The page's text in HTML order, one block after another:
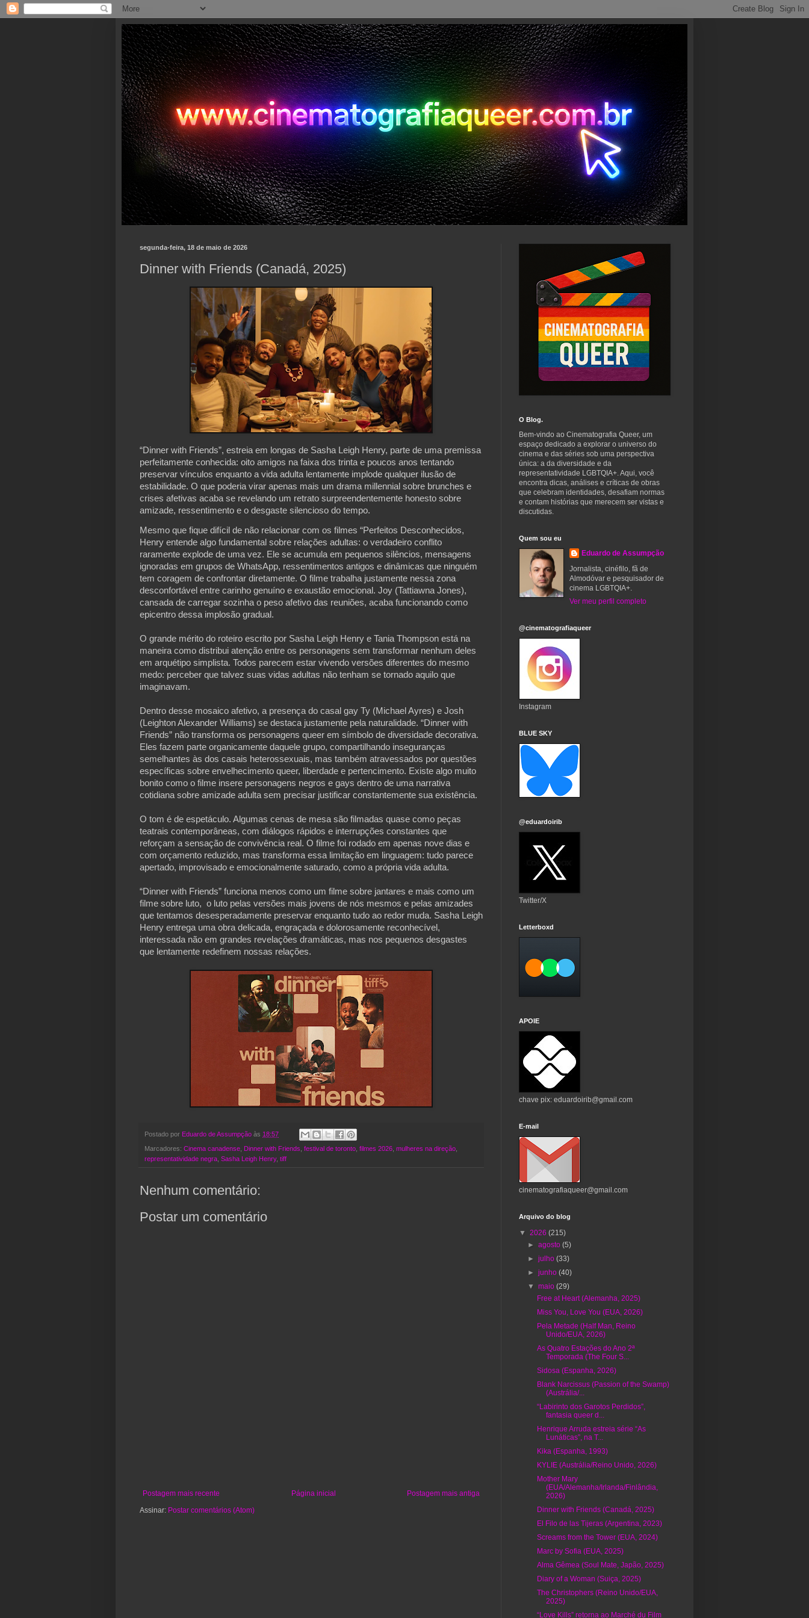
segunda-feira, 18 de maio de 2026
Dinner with Friends (Canadá, 2025)
“Dinner with Friends”, estreia em longas de Sasha Leigh Henry, parte de uma premissa
perfeitamente conhecida: oito amigos na faixa dos trinta e poucos anos tentando
preservar vínculos enquanto a vida adulta lentamente implode qualquer ilusão de
estabilidade. O que poderia virar apenas mais um drama millennial sobre brunches e
crises afetivas acaba se revelando um retrato surpreendentemente honesto sobre
amizade, ressentimento e o desgaste silencioso do tempo.
Mesmo que fique difícil de não relacionar com os filmes “Perfeitos Desconhecidos,
Henry entende algo fundamental sobre relações adultas: o verdadeiro conflito
raramente explode de uma vez. Ele se acumula em pequenos silêncios, mensagens
ignoradas em grupos de WhatsApp, ressentimentos antigos e dinâmicas que ninguém
tem coragem de confrontar diretamente. O filme trabalha justamente nessa zona
desconfortável entre carinho genuíno e exaustão emocional. Joy (Tattiawna Jones),
cansada de carregar sozinha o peso afetivo das reuniões, acaba funcionando como
epicentro dessa implosão gradual.
O grande mérito do roteiro escrito por Sasha Leigh Henry e Tania Thompson está na
maneira como distribui atenção entre os personagens sem transformar nenhum deles
em arquétipo simplista. Todos parecem estar vivendo versões diferentes do mesmo
medo: perceber que talvez suas vidas adultas não tenham se tornado aquilo que
imaginavam.
Dentro desse mosaico afetivo, a presença do casal gay Ty (Michael Ayres) e Josh
(Leighton Alexander Williams) se destaca justamente pela naturalidade. “Dinner with
Friends” não transforma os personagens queer em símbolo de diversidade decorativa.
Eles fazem parte organicamente daquele grupo, compartilhando inseguranças
semelhantes às dos casais heterossexuais, mas também atravessados por questões
específicas sobre envelhecimento queer, liberdade e pertencimento. Existe algo muito
bonito como o filme insere personagens negros e gays dentro de uma narrativa
cotidiana sobre amizade adulta sem precisar justificar constantemente sua existência.
O tom é de espetáculo. Algumas cenas de mesa são filmadas quase como peças
teatrais contemporâneas, com diálogos rápidos e interrupções constantes que
reforçam a sensação de convivência real. O filme foi rodado em apenas nove dias e
com orçamento reduzido, mas transforma essa limitação em linguagem: tudo parece
apertado, improvisado e emocionalmente saturado, como a própria vida adulta.
“Dinner with Friends” funciona menos como um filme sobre jantares e mais como um
filme sobre luto,  o luto pelas versões mais jovens de nós mesmos e pelas amizades
que tentamos desesperadamente preservar enquanto tudo ao redor muda. Sasha Leigh
Henry entrega uma obra delicada, engraçada e dolorosamente reconhecível,
interessada não em grandes revelações dramáticas, mas nos pequenos desgastes
que lentamente redefinem nossas relações.
Postado por Eduardo de Assumpção às 18:57
Marcadores: Cinema canadense, Dinner with Friends, festival de toronto, filmes 2026, mulheres na direção,
representatividade negra, Sasha Leigh Henry, tiff
Nenhum comentário:
Postar um comentário
Postagem mais recente Postagem mais antiga
Página inicial
Assinar: Postar comentários (Atom)
O Blog.
Bem-vindo ao Cinematografia Queer, um
espaço dedicado a explorar o universo do
cinema e das séries sob uma perspectiva
única: a da diversidade e da
representatividade LGBTQIA+. Aqui, você
encontra dicas, análises e críticas de obras
que celebram identidades, desafiam normas
e contam histórias que merecem ser vistas e
discutidas.
Quem sou eu
Eduardo de Assumpção
Jornalista, cinéfilo, fã de
Almodóvar e pesquisador de
cinema LGBTQIA+.
Ver meu perfil completo
@cinematografiaqueer
Instagram
BLUE SKY
@eduardoirib
Twitter/X
Letterboxd
APOIE
chave pix: eduardoirib@gmail.com
E-mail
cinematografiaqueer@gmail.com
Arquivo do blog
▼ 2026 (215)
►agosto(5)
►julho(33)
►junho(40)
▼maio(29)
Free at Heart (Alemanha, 2025)
Miss You, Love You (EUA, 2026)
Pela Metade (Half Man, Reino
Unido/EUA, 2026)
As Quatro Estações do Ano 2ª
Temporada (The Four S...
Sidosa (Espanha, 2026)
Blank Narcissus (Passion of the Swamp)
(Austrália/...
“Labirinto dos Garotos Perdidos”,
fantasia queer d...
Henrique Arruda estreia série “As
Lunáticas”, na T...
Kika (Espanha, 1993)
KYLIE (Austrália/Reino Unido, 2026)
Mother Mary
(EUA/Alemanha/Irlanda/Finlândia,
2026)
Dinner with Friends (Canadá, 2025)
El Filo de las Tijeras (Argentina, 2023)
Screams from the Tower (EUA, 2024)
Marc by Sofia (EUA, 2025)
Alma Gêmea (Soul Mate, Japão, 2025)
Diary of a Woman (Suiça, 2025)
The Christophers (Reino Unido/EUA,
2025)
“Love Kills” retorna ao Marché du Film